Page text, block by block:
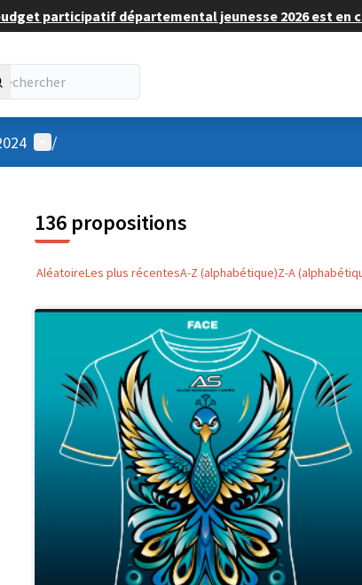
participatif départemental jeunesse 2026 est en
Menu utilisateur
/
136 propositions
AléatoireLes plus récentesA-Z (alphabétique)Z-A